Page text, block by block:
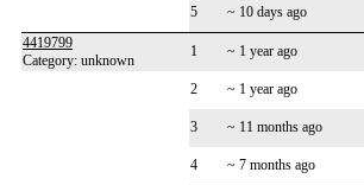
5
~ 10 days ago
4419799
Category: unknown
1 ~ 1 year ago
2
~ 1 year ago
3 ~ 11 months ago
4 ~ 7 months ago